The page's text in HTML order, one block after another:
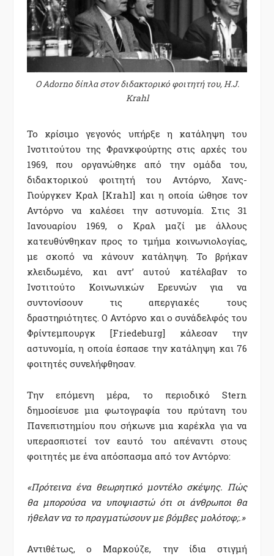
Ο Adorno δίπλα στον διδακτορικό φοιτητή του, H.J.
Krahl
Το κρίσιμο γεγονός υπήρξε η κατάληψη του
Ινστιτούτου της Φρανκφούρτης στις αρχές του
1969, που οργανώθηκε από την ομάδα του,
διδακτορικού φοιτητή του Αντόρνο, Χανς-
Γιούργκεν Κραλ [Krahl] και η οποία ώθησε τον
Αντόρνο να καλέσει την αστυνομία. Στις 31
Ιανουαρίου 1969, ο Κραλ μαζί με άλλους
κατευθύνθηκαν προς το τμήμα κοινωνιολογίας,
με σκοπό να κάνουν κατάληψη. Το βρήκαν
κλειδωμένο, και αντ’ αυτού κατέλαβαν το
Ινστιτούτο Κοινωνικών Ερευνών για να
συντονίσουν τις απεργιακές τους
δραστηριότητες. Ο Αντόρνο και ο συνάδελφός του
Φρίντεμπουργκ [Friedeburg] κάλεσαν την
αστυνομία, η οποία έσπασε την κατάληψη και 76
φοιτητές συνελήφθησαν.
Την επόμενη μέρα, το περιοδικό Stern
δημοσίευσε μια φωτογραφία του πρύτανη του
Πανεπιστημίου που σήκωνε μια καρέκλα για να
υπερασπιστεί τον εαυτό του απέναντι στους
φοιτητές με ένα απόσπασμα από τον Αντόρνο:
«Πρότεινα ένα θεωρητικό μοντέλο σκέψης. Πώς
θα μπορούσα να υποψιαστώ ότι οι άνθρωποι θα
ήθελαν να το πραγματώσουν με βόμβες μολότοφ;.»
Αντιθέτως, ο Μαρκούζε, την ίδια στιγμή